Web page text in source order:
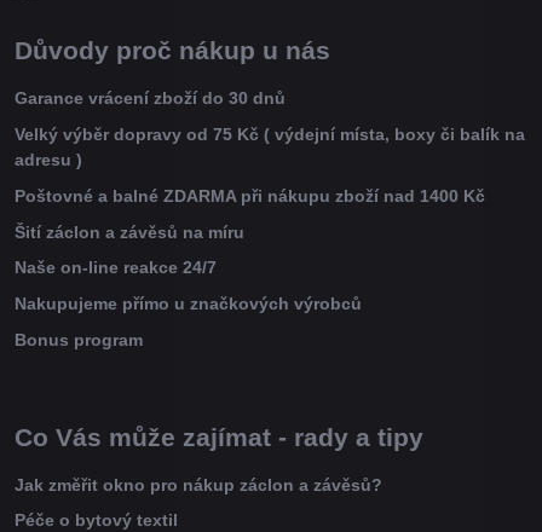
Důvody proč nákup u nás
Garance vrácení zboží do 30 dnů
Velký výběr dopravy od 75 Kč ( výdejní místa, boxy či balík na
adresu )
Poštovné a balné ZDARMA při nákupu zboží nad 1400 Kč
Šití záclon a závěsů na míru
Naše on-line reakce 24/7
Nakupujeme přímo u značkových výrobců
Bonus program
Co Vás může zajímat - rady a tipy
Jak změřit okno pro nákup záclon a závěsů?
Péče o bytový textil